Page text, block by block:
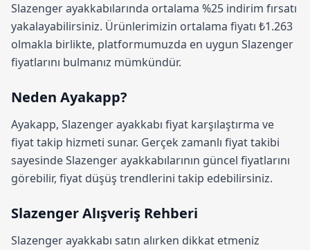
Slazenger ayakkabılarında ortalama %25 indirim fırsatı
yakalayabilirsiniz. Ürünlerimizin ortalama fiyatı ₺1.263
olmakla birlikte, platformumuzda en uygun Slazenger
fiyatlarını bulmanız mümkündür.
Neden Ayakapp?
Ayakapp, Slazenger ayakkabı fiyat karşılaştırma ve
fiyat takip hizmeti sunar. Gerçek zamanlı fiyat takibi
sayesinde Slazenger ayakkabılarının güncel fiyatlarını
görebilir, fiyat düşüş trendlerini takip edebilirsiniz.
Slazenger Alışveriş Rehberi
Slazenger ayakkabı satın alırken dikkat etmeniz